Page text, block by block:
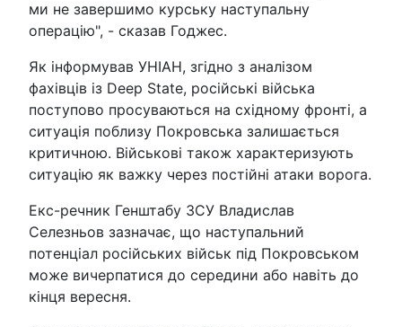
ми не завершимо курську наступальну
операцію", - сказав Годжес.
Як інформував УНІАН, згідно з аналізом
фахівців із Deep State, російські війська
поступово просуваються на східному фронті, а
ситуація поблизу Покровська залишається
критичною. Військові також характеризують
ситуацію як важку через постійні атаки ворога.
Екс-речник Генштабу ЗСУ Владислав
Селезньов зазначає, що наступальний
потенціал російських військ під Покровськом
може вичерпатися до середини або навіть до
кінця вересня.